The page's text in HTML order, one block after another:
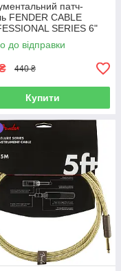
патч-
FENDER CABLE
SERIES 6"
BLACK
до відправки
440 ₴
Купити